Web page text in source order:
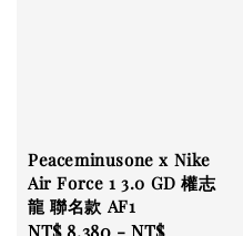
Peaceminusone x Nike
Air Force 1 3.0 GD 權志
龍 聯名款 AF1